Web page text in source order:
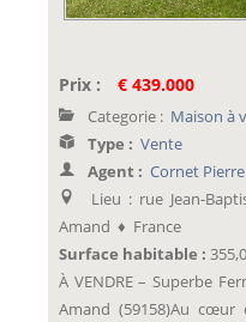
Prix : € 439.000
Categorie : Maison à
Type : Vente
Agent : Cornet Pierre
Lieu : rue Jean-
Amand ♦ France
Surface habitable :
À VENDRE – Superbe
Amand (59158)Au cœur